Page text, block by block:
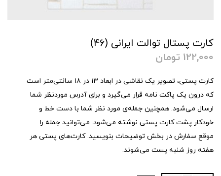
کارت پستال توالت ایرانی (۴۶)
122,000 تومان
کارت پستی، تصویر یک نقاشی در ابعاد ۱۳ در ۱۸ سانتی‌متر است
که درون یک پاکت نامه قرار می‌گیرد و برای آدرس موردنظر شما
ارسال می‌شود. همچنین جمله‌ی مورد نظر شما با دست خط و
خودکار پشت کارت پستی نوشته می‌شود. می‌توانید جمله را
موقع سفارش در بخش توضیحات بنویسید. کارت‌های پستی هر
هفته روز شنبه پست می‌شوند.